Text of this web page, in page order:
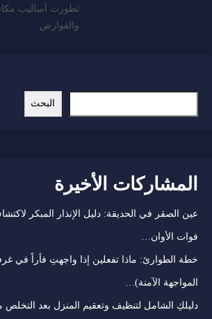
تطورت أساليب
والقوارض
البحث
المشاركات الأخيرة
عين الصقر في الحديقة: دليل الإنذار المبكر
فوات الأوان…
خطة الطوارئ: ماذا تفعلين إذا واجهتِ فأراً في
المواجهة الآمنة)…
دليلكِ الشامل لتنظيف وتعقيم المنزل بعد